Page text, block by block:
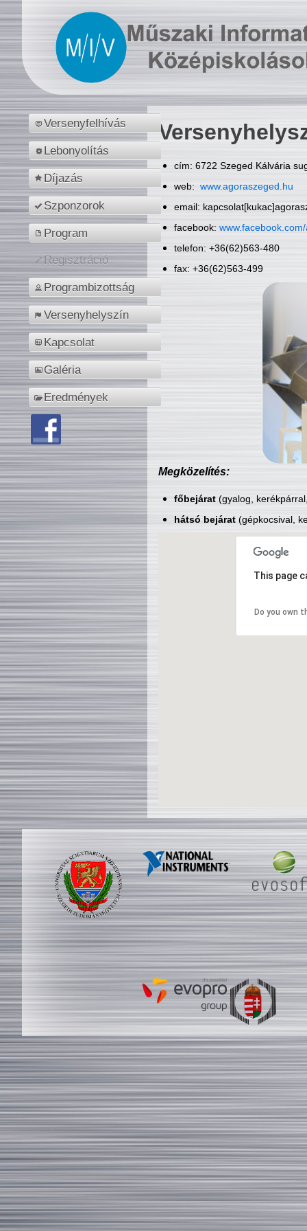
Versenyfelhívás
Lebonyolítás
Díjazás
Szponzorok
Program
Regisztráció
Programbizottság
Versenyhelyszín
Kapcsolat
Galéria
Eredmények
cím: 6722 Szeged Kálvária
web: www.agoraszeged.hu
email:
facebook:
telefon: +36(62)563-480
fax: +36(62)563-499
Megközelítés:
főbejárat(gyalog,
hátsó bejárat(gépkocsival,
This page
Do you own